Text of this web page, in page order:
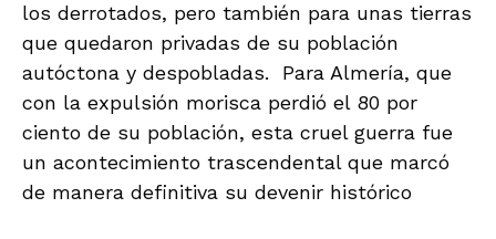
los derrotados, pero también para unas tierras
que quedaron privadas de su población
autóctona y despobladas. Para Almería, que
con la expulsión morisca perdió el 80 por
ciento de su población, esta cruel guerra fue
un acontecimiento trascendental que marcó
de manera definitiva su devenir histórico